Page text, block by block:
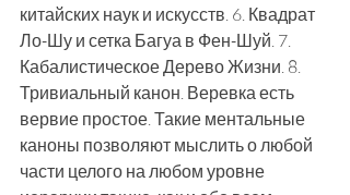
китайских наук и искусств. 6. Квадрат
Ло-Шу и сетка Багуа в Фен-Шуй. 7.
Кабалистическое Дерево Жизни. 8.
Тривиальный канон. Веревка есть
вервие простое. Такие ментальные
каноны позволяют мыслить о любой
части целого на любом уровне